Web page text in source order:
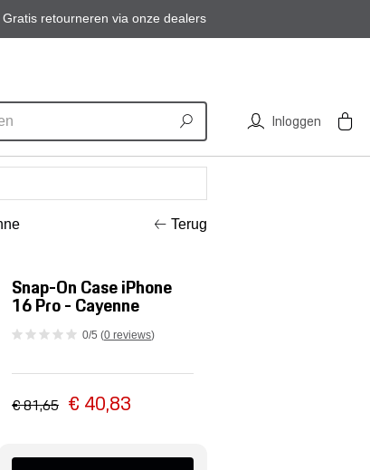
Gratis retourneren via onze dealers
Inloggen
Terug
Snap-On Case iPhone
16 Pro - Cayenne
0/5 (0 reviews)
€ 81,65 € 40,83